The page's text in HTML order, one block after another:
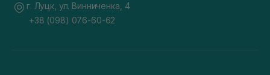
г. Луцк, ул. Винниченка, 4
+38 (098) 076-60-62